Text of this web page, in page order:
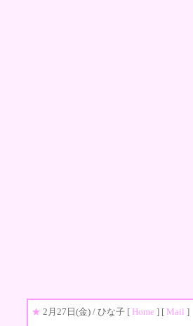
★ 2月27日(金) / ひな子 [ Home ] [ Mail ]